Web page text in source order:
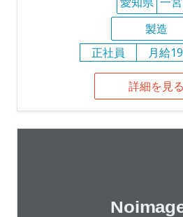
製造
正社員
月給
詳細を見る